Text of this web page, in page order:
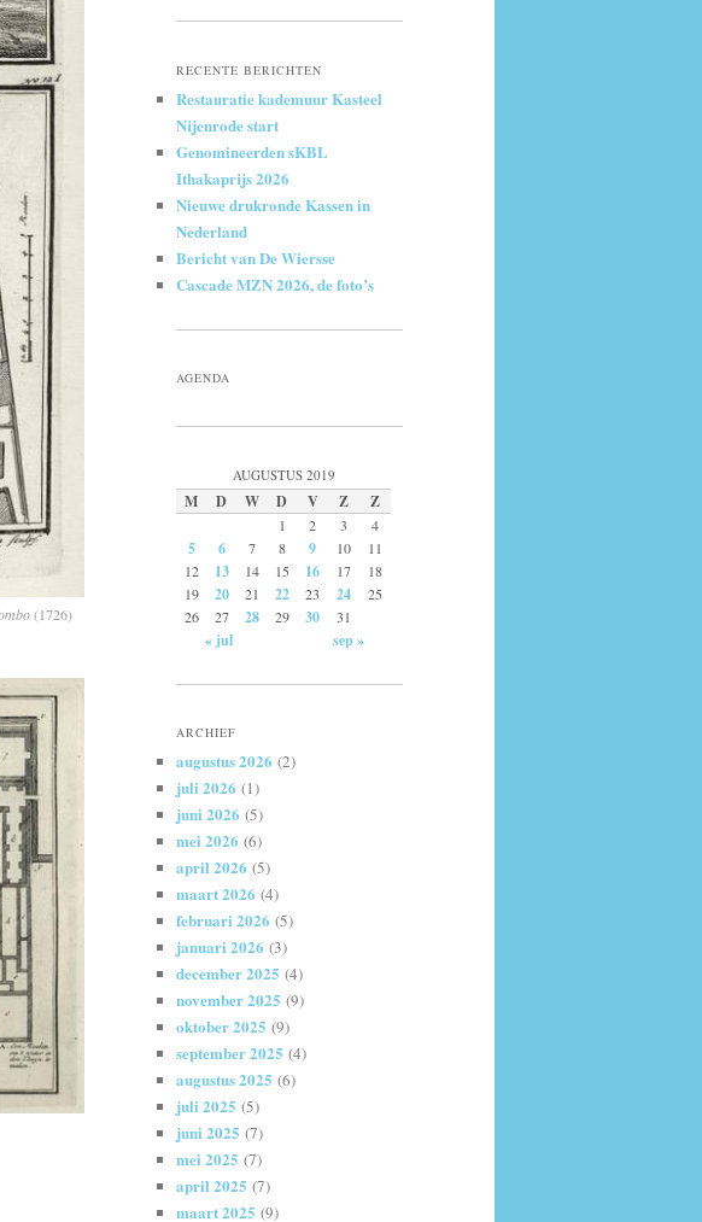
(1726)
RECENTE BERICHTEN
Restauratie kademuur Kasteel
Nijenrode start
Genomineerden sKBL
Ithakaprijs 2026
Nieuwe drukronde Kassen in
Nederland
Bericht van De Wiersse
Cascade MZN 2026, de foto’s
AGENDA
AUGUSTUS 2019
M D W D V Z Z
1 2 3 4
5 6 7 8 9 10
11
12
13 14 15 16 17
18
19
20 21 22 23 24
25
26
27 28 29 30 31
« jul sep »
ARCHIEF
augustus 2026 (2)
juli 2026 (1)
juni 2026 (5)
mei 2026 (6)
april 2026 (5)
maart 2026 (4)
februari 2026 (5)
januari 2026 (3)
december 2025 (4)
november 2025 (9)
oktober 2025 (9)
september 2025 (4)
augustus 2025 (6)
juli 2025 (5)
juni 2025 (7)
mei 2025 (7)
april 2025 (7)
maart 2025 (9)